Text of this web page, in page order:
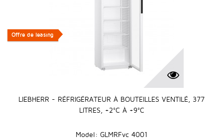
Offre de leasing
Offre de leasing
LIEBHERR - RÉFRIGÉRATEUR À BOUTEILLES VENTILÉ, 377
LITRES, +2°C À +9°C
Model: GLMRFvc 4001